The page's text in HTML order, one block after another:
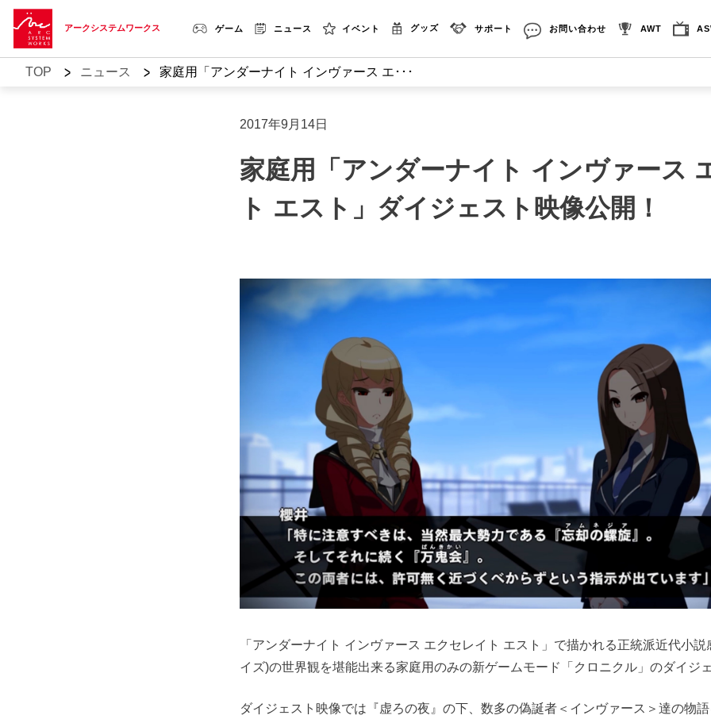
アークシステムワークス ゲーム ニュース イベント グッズ サポート お問い合わせ AWT
TOP > ニュース > 家庭用「アンダーナイト インヴァース エ･･･
2017年9月14日
家庭用「アンダーナイト インヴァース
ト エスト」ダイジェスト映像公開！
「アンダーナイト インヴァース エクセレイト エスト」で描かれる正統派近代小
イズ)の世界観を堪能出来る家庭用のみの新ゲームモード「クロニクル」のダイジ
ダイジェスト映像では『虚ろの夜』の下、数多の偽誕者＜インヴァース＞達の物